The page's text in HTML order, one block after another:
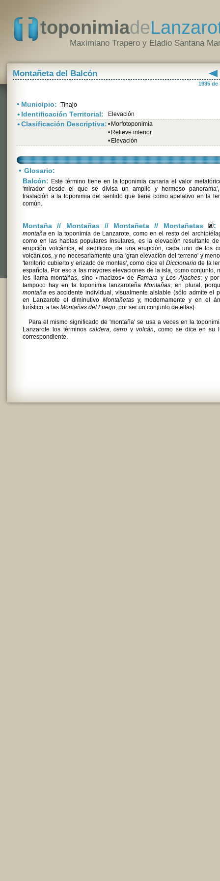
toponimiade
Maximiano Trapero y Eladio Santana
Montañeta del Balcón
1935 de
• Municipio: Tinajo
• Identificación Territorial: Elevación
•Clasificación Descriptiva: • Morfotoponimia
• Relieve interior
• Elevación
• Glosario:
Balcón: Este término tiene en la toponimia canaria el valor
'mirador desde el que se divisa un amplio y hermoso
traslación a la toponimia del sentido que tiene como apelativo en la
común.
Montaña // Montañas // Montañeta // Montañetas :
montaña en la toponimia de Lanzarote, como en el resto del
como en las hablas populares insulares, es la elevación resultante
erupción volcánica, el «edificio» de una erupción, cada uno de los
volcánicos, y no necesariamente una 'gran elevación del terreno' y
'territorio cubierto y erizado de montes', como dice el Diccionariode la
española. Por eso a las mayores elevaciones de la isla, como conjunto,
les llama montañas, sino «macizos» de Famara yLos Ajaches; y
tampoco hay en la toponimia lanzaroteñaMontañas, en plural,
montaña es accidente individual, visualmente aislable (sólo admite el
en Lanzarote el diminutivo Montañetasy, modernamente y en el
turístico, a las Montañas del Fuego, por ser un conjunto de ellas).
Para el mismo significado de 'montaña' se usa a veces en la
Lanzarote los términos caldera, cerro yvolcán, como se dice en su
correspondiente.